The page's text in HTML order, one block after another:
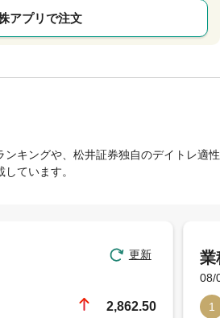
アプリで注文
ンキングや、松井証券独自のデイトレ適性
ています。